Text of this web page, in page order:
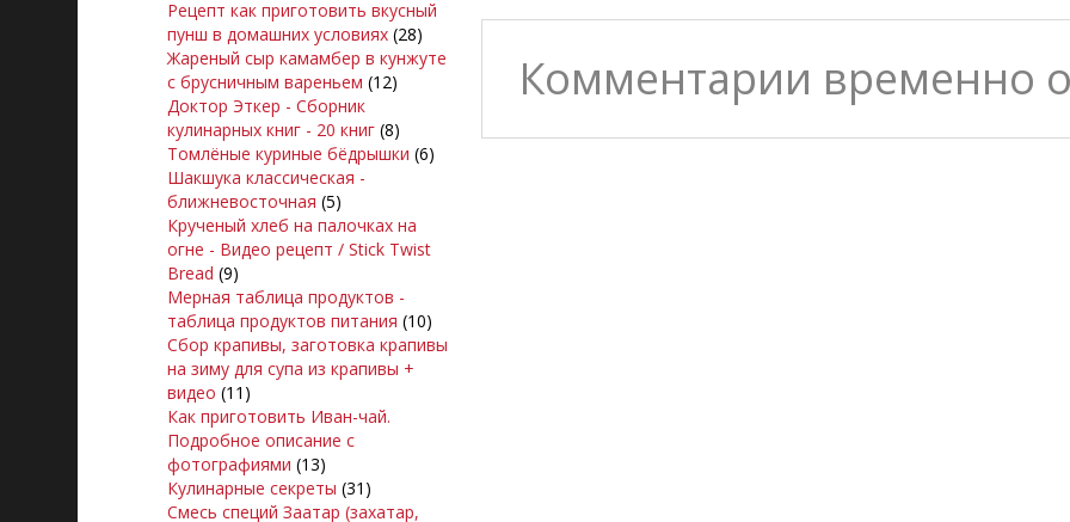
Рецепт как приготовить вкусный
пунш в домашних условиях (28)
Жареный сыр камамбер в кунжуте
с брусничным вареньем (12)
Доктор Эткер - Сборник
кулинарных книг - 20 книг (8)
Томлёные куриные бёдрышки (6)
Шакшука классическая -
ближневосточная (5)
Крученый хлеб на палочках на
огне - Видео рецепт / Stick Twist
Bread (9)
Мерная таблица продуктов -
таблица продуктов питания (10)
Сбор крапивы, заготовка крапивы
на зиму для супа из крапивы +
видео (11)
Как приготовить Иван-чай.
Подробное описание с
фотографиями (13)
Кулинарные секреты (31)
Смесь специй Заатар (захатар,
Комментарии временно